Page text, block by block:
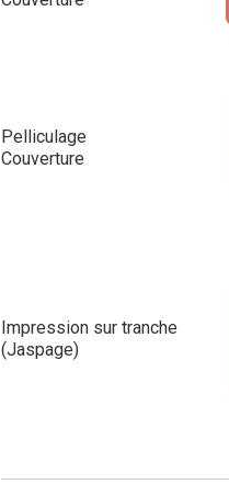
Pelliculage
Couverture
Impression sur tranche
(Jaspage)